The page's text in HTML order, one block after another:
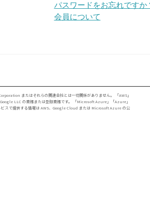
パスワードをお忘れですか
会員について
またはそれらの関連会社とは一切関係がありません。 「AWS」
LLC の商標または登録商標です。 「Microsoft Azure」「Azure」
スで提供する情報は AWS、Google Cloud または Microsoft Azure の公